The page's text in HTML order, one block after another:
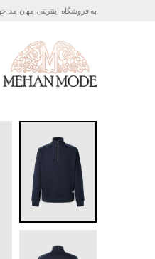
به فروشگاه اینترنتی مهان مد